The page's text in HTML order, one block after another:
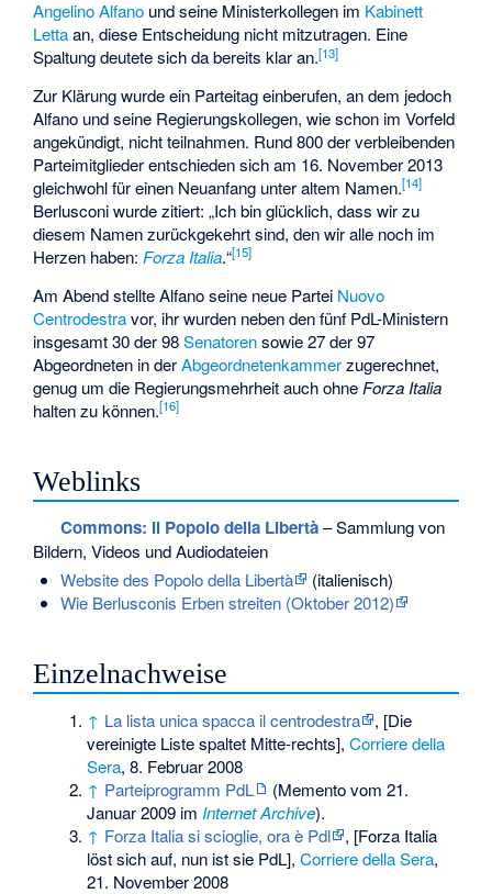
Angelino Alfano und seine Ministerkollegen im Kabinett
Lettaan, diese Entscheidung nicht mitzutragen. Eine
Spaltung deutete sich da bereits klar an.[13]
Zur Klärung wurde ein Parteitag einberufen, an dem jedoch
Alfano und seine Regierungskollegen, wie schon im Vorfeld
angekündigt, nicht teilnahmen. Rund 800 der verbleibenden
Parteimitglieder entschieden sich am 16. November 2013
gleichwohl für einen Neuanfang unter altem Namen.[14]
Berlusconi wurde zitiert: „Ich bin glücklich, dass wir zu
diesem Namen zurückgekehrt sind, den wir alle noch im
Herzen haben: Forza Italia.“[15]
Am Abend stellte Alfano seine neue Partei Nuovo
Centrodestravor, ihr wurden neben den fünf PdL-Ministern
insgesamt 30 der 98Senatorensowie 27 der 97
Abgeordneten in derAbgeordnetenkammerzugerechnet,
genug um die Regierungsmehrheit auch ohne Forza Italia
halten zu können.[16]
Weblinks
Commons: Il Popolo della Libertà– Sammlung von
Bildern, Videos und Audiodateien
Website des Popolo della Libertà
(italienisch)
Wie Berlusconis Erben streiten (Oktober 2012)
Einzelnachweise
↑ La lista unica spacca il centrodestra
, [Die
vereinigte Liste spaltet Mitte-rechts],Corriere della
Sera, 8. Februar 2008
↑ Parteiprogramm PdL (Mementovom 21.
Januar 2009 im Internet Archive).
↑ Forza Italia si scioglie, ora è Pdl
, [Forza Italia
löst sich auf, nun ist sie PdL],Corriere della Sera,
21. November 2008